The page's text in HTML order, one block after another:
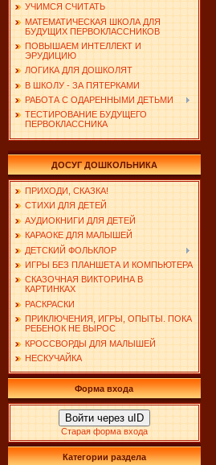
УЧИМСЯ СЧИТАТЬ
МАТЕМАТИЧЕСКАЯ ШКОЛА ДЛЯ
БУДУЩИХ ПЕРВОКЛАССНИКОВ
ПОВЫШАЕМ ИНТЕЛЛЕКТ И
ЭРУДИЦИЮ
ЛОГИКА ДЛЯ ДОШКОЛЯТ
В ШКОЛУ - ЗА ПЯТЕРКАМИ
РАБОТА С ОДАРЕННЫМИ ДЕТЬМИ
ТЕСТИРОВАНИЕ БУДУЩЕГО
ПЕРВОКЛАССНИКА
ДОСУГ ДОШКОЛЬНИКА
ПРИХОДИ, СКАЗКА!
СТИХИ ДЛЯ ДЕТЕЙ
АУДИОКНИГИ ДЛЯ ДЕТЕЙ
КАРАОКЕ ДЛЯ МАЛЫШЕЙ
ДЕТСКИЙ ФОЛЬКЛОР
ИГРЫ БЕЗ ПЛАНШЕТА И КОМПЬЮТЕРА
СКАЗОЧНАЯ ВИКТОРИНА В
КАРТИНКАХ
РАСКРАСКИ
ПРИКЛЮЧЕНИЯ, ИГРЫ, ОПЫТЫ. ПОКА
РЕБЕНОК НЕ ВЫРОС
КРОССВОРДЫ ДЛЯ МАЛЫШЕЙ
НЕСКУЧАЙКА
Форма входа
Войти через uID
Старая форма входа
Категории раздела